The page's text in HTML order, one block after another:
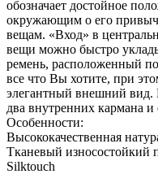
обозначает достойное
окружающим о его
вещам. «Вход» в
вещи можно быстро
ремень, расположенный по
все что Вы хотите, при
элегантный внешний вид.
два внутренних кармана
Особенности:
Высококачественная
Тканевый износостойкий
Silktouch